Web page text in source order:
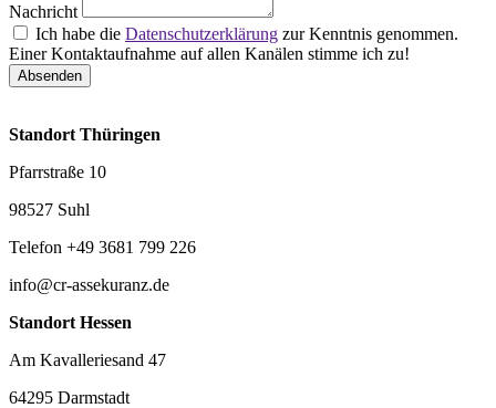
Nachricht
Ich habe die Datenschutzerklärung zur Kenntnis genommen.
Einer Kontaktaufnahme auf allen Kanälen stimme ich zu!
Absenden
Standort Thüringen
Pfarrstraße 10
98527 Suhl
Telefon +49 3681 799 226
info@cr-assekuranz.de
Standort Hessen
Am Kavalleriesand 47
64295 Darmstadt